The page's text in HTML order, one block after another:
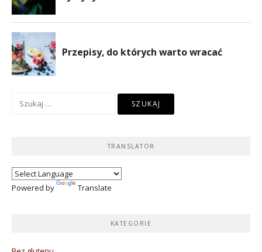
Szukaj:
TRANSLATOR
Powered by Translate
KATEGORIE